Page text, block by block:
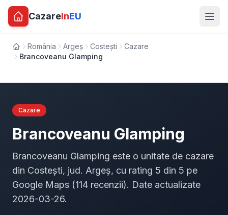
CazareInEU
AcasăRomânia Argeș Costești
Cazare
Brancoveanu Glamping
Cazare
Brancoveanu Glamping
Brancoveanu Glamping este o unitate de cazare
din Costești, jud. Argeș, cu rating 5 din 5 pe
Google Maps (114 recenzii). Date actualizate
2026-03-26.